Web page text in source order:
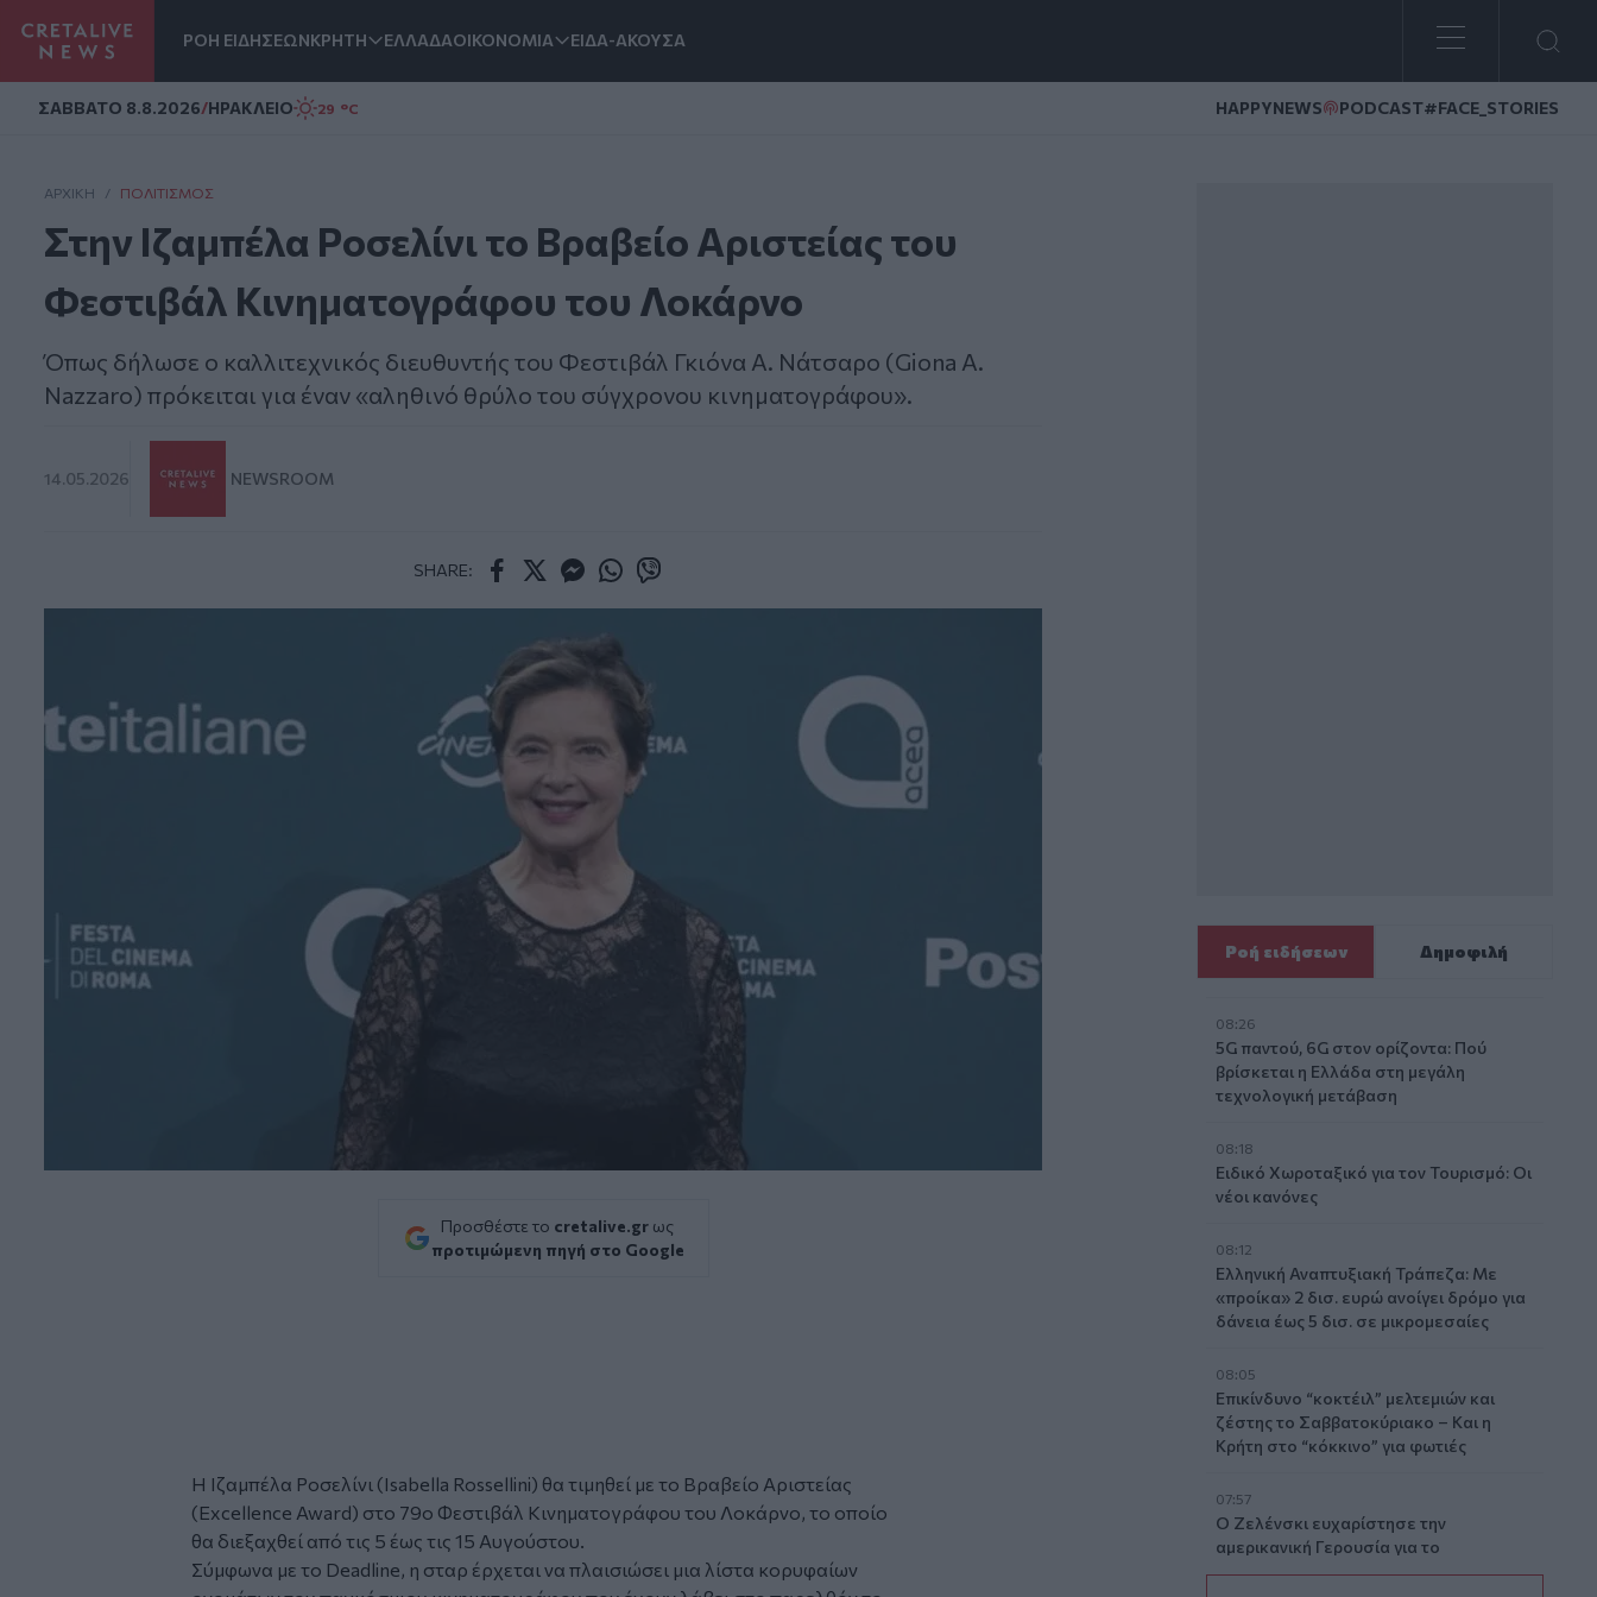
ΡΟΗ ΕΙΔΗΣΕΩΝΚΡΗΤΗ ΕΛΛΑΔΑΟΙΚΟΝΟΜΙΑ ΕΙΔΑ-ΑΚΟΥΣΑ
ΣAΒΒΑΤΟ 8.8.2026/ΗΡΑΚΛΕΙΟ 29 °C HAPPYNEWS PODCAST#FACE_STORIES
ΑΡΧΙΚΗ / ΠΟΛΙΤΙΣΜΌΣ
Στην Ιζαμπέλα Ροσελίνι το Βραβείο Αριστείας του
Φεστιβάλ Κινηματογράφου του Λοκάρνο
Όπως δήλωσε ο καλλιτεχνικός διευθυντής του Φεστιβάλ Γκιόνα Α. Νάτσαρο (Giona A.
Nazzaro) πρόκειται για έναν «αληθινό θρύλο του σύγχρονου κινηματογράφου».
14.05.2026 NEWSROOM
SHARE:
Προσθέστε το cretalive.gr ως
προτιμώμενη πηγή στο Google
Η Ιζαμπέλα Ροσελίνι (Isabella Rossellini) θα τιμηθεί με το Βραβείο Αριστείας
(Excellence Award) στο 79ο Φεστιβάλ Κινηματογράφου του Λοκάρνο, το οποίο
θα διεξαχθεί από τις 5 έως τις 15 Αυγούστου.
Σύμφωνα με το Deadline, η σταρ έρχεται να πλαισιώσει μια λίστα κορυφαίων
Ροή ειδήσεων Δημοφιλή
08:26
5G παντού, 6G στον ορίζοντα: Πού
βρίσκεται η Ελλάδα στη μεγάλη
τεχνολογική μετάβαση
08:18
Ειδικό Χωροταξικό για τον Τουρισμό: Οι
νέοι κανόνες
08:12
Ελληνική Αναπτυξιακή Τράπεζα: Με
«προίκα» 2 δισ. ευρώ ανοίγει δρόμο για
δάνεια έως 5 δισ. σε μικρομεσαίες
08:05
Επικίνδυνο “κοκτέιλ” μελτεμιών και
ζέστης το Σαββατοκύριακο – Και η
Κρήτη στο “κόκκινο” για φωτιές
07:57
Ο Ζελένσκι ευχαρίστησε την
αμερικανική Γερουσία για το
νομοσχέδιο επιβολής κυρώσεων στη